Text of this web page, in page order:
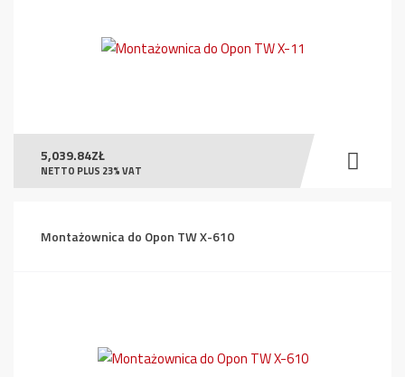
5,039.84ZŁ
NETTO PLUS 23% VAT
Montażownica do Opon TW X-610